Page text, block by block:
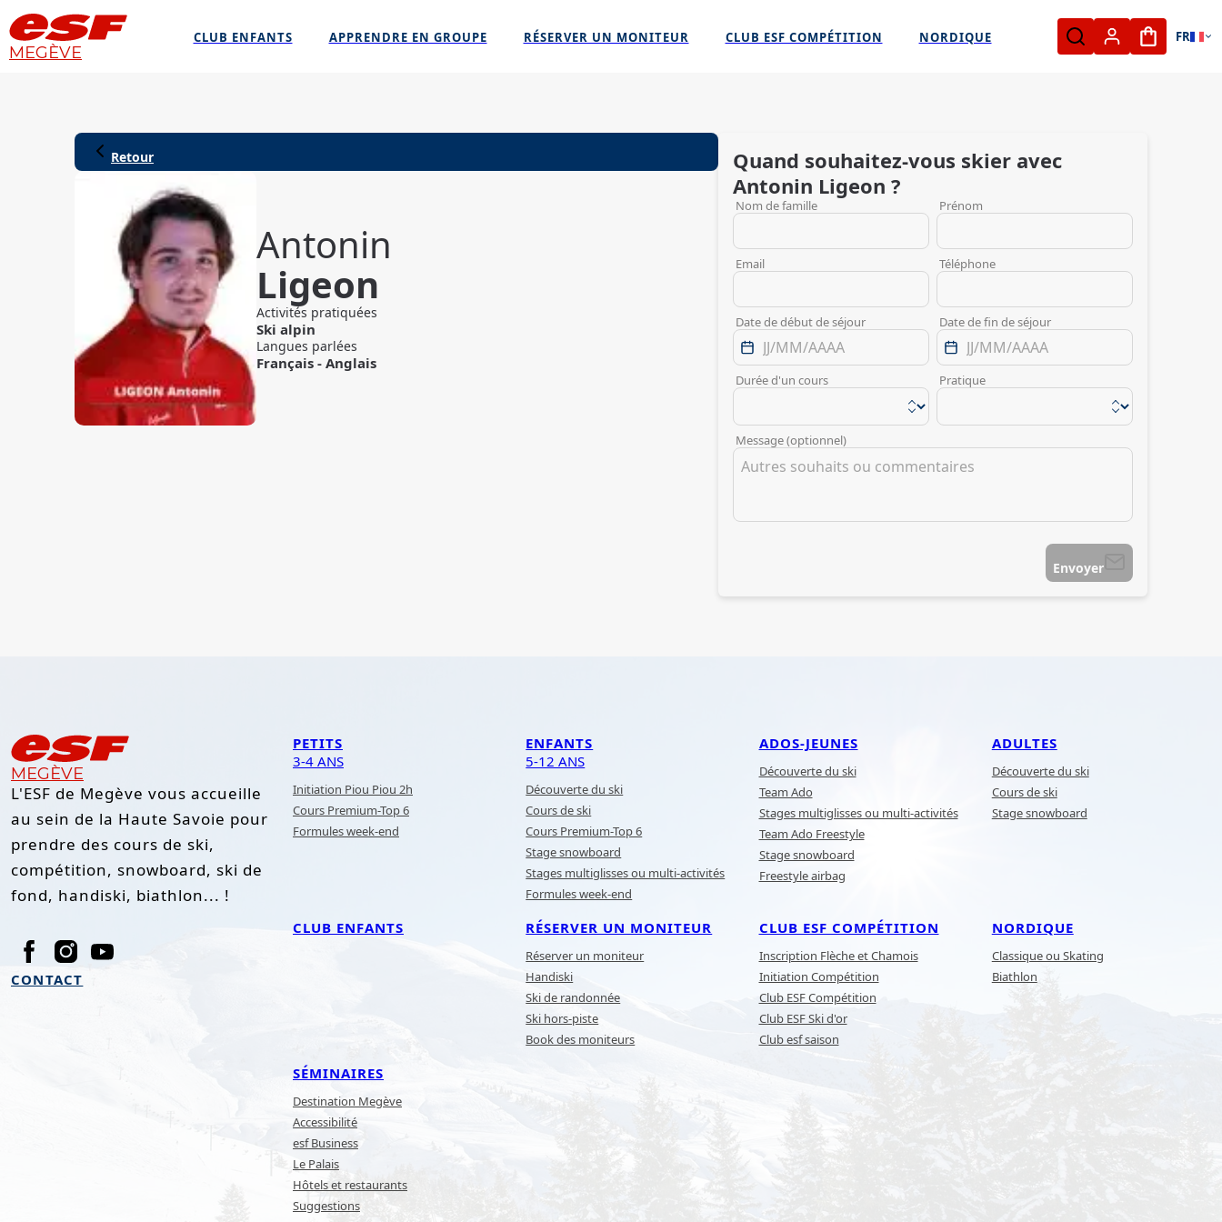
MEGÈVE
APPRENDRE EN GROUPE
CLUB ENFANTS RÉSERVER UN MONITEUR CLUB ESF COMPÉTITION NORDIQUE MonFR
Retour
Antonin
Ligeon
Activités pratiquées
Ski alpin
Langues parlées
Français - Anglais
Quand souhaitez-vous skier avec
Antonin Ligeon ?
Nom de famille Prénom
Email Téléphone
Date de début de séjour Date de fin de séjour
Durée d'un cours Pratique
Message (optionnel)
Envoyer
MEGÈVE
L'ESF de Megève vous accueille
au sein de la Haute Savoie pour
prendre des cours de ski,
compétition, snowboard, ski de
fond, handiski, biathlon... !
CONTACT
PETITS
3-4 ANS
Initiation Piou Piou 2h
Cours Premium-Top 6
Formules week-end
ENFANTS
5-12 ANS
Découverte du ski
Cours de ski
Cours Premium-Top 6
Stage snowboard
Stages multiglisses ou multi-activités
Formules week-end
ADOS-JEUNES
Découverte du ski
Team Ado
Stages multiglisses ou multi-activités
Team Ado Freestyle
Stage snowboard
Freestyle airbag
ADULTES
Découverte du ski
Cours de ski
Stage snowboard
CLUB ENFANTS RÉSERVER UN MONITEUR
Réserver un moniteur
Handiski
Ski de randonnée
Ski hors-piste
Book des moniteurs
CLUB ESF COMPÉTITION
Inscription Flèche et Chamois
Initiation Compétition
Club ESF Compétition
Club ESF Ski d'or
Club esf saison
NORDIQUE
Classique ou Skating
Biathlon
SÉMINAIRES
Destination Megève
Accessibilité
esf Business
Le Palais
Hôtels et restaurants
Suggestions